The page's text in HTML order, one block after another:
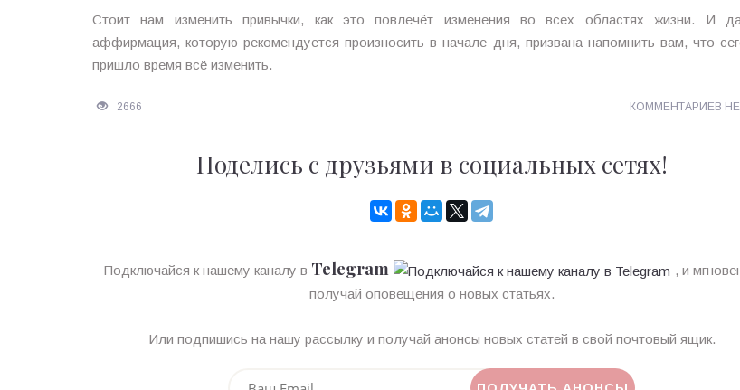
Стоит нам изменить привычки, как это повлечёт изменения во всех областях жизни. И
аффирмация, которую рекомендуется произносить в начале дня, призвана напомнить вам, что
пришло время всё изменить.
2666 КОММЕНТАРИЕВ
Поделись с друзьями в социальных сетях!
Подключайся к нашему каналу в Telegram
, и
получай оповещения о новых статьях.
Или подпишись на нашу рассылку и получай анонсы новых статей в свой почтовый ящик.